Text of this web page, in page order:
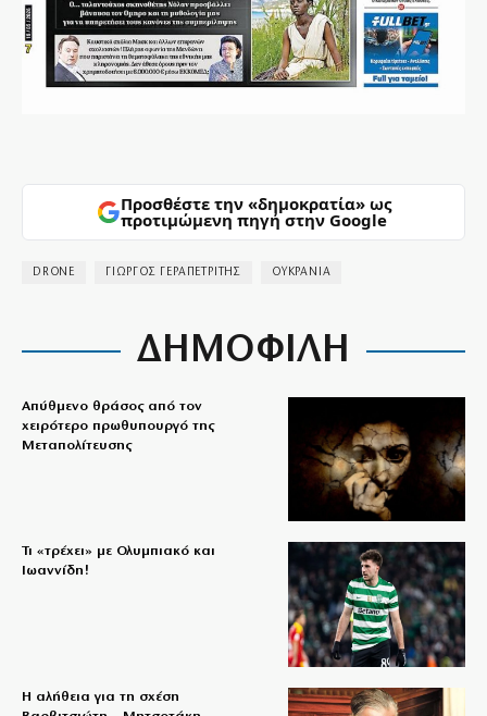
Προσθέστε την «δημοκρατία» ως
προτιμώμενη πηγή στην Google
DRONE ΓΙΩΡΓΟΣ ΓΕΡΑΠΕΤΡΙΤΗΣ ΟΥΚΡΑΝΙΑ
ΔΗΜΟΦΙΛΗ
Απύθμενο θράσος από τον
χειρότερο πρωθυπουργό της
Μεταπολίτευσης
Τι «τρέχει» με Ολυμπιακό και
Ιωαννίδη!
Η αλήθεια για τη σχέση